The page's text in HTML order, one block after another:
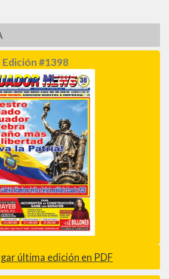
Edición #1398
última edición en PDF